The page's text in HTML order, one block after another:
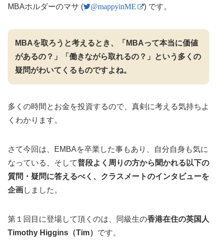
MBAホルダーのマサ (
@mappyinME ) です。
MBAを取ろうと考えるとき、「MBAって本当に価値
があるの？」「働きながら取れるの？」という多くの
疑問がわいてくるものですよね。
多くの時間とお金を投資するので、真剣に考える気持ちよ
くわかります。
さて今回は、EMBAを卒業した事もあり、自分自身も気に
なっている、そして普段よく周りの方から聞かれる以下の
質問・疑問に答えるべく、クラスメートのインタビューを
企画しました。
第１回目に登場して頂くのは、同級生の香港在住の英国人
Timothy Higgins（Tim） です。